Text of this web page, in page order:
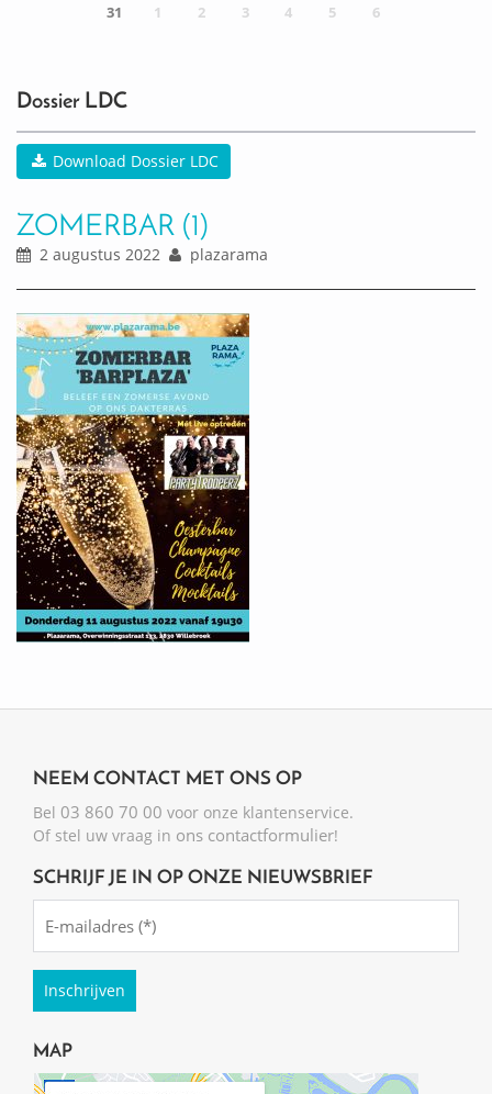
31
1 2 3 4 5 6
Dossier LDC
Download Dossier LDC
ZOMERBAR (1)
2 augustus 2022 plazarama
NEEM CONTACT MET ONS OP
Bel 03 860 70 00 voor onze klantenservice.
Of stel uw vraag in ons contactformulier!
SCHRIJF JE IN OP ONZE NIEUWSBRIEF
(Required)
MAP